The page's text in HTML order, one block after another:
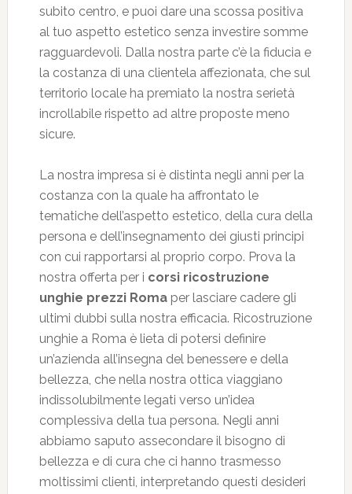
subito centro, e puoi dare una scossa positiva
al tuo aspetto estetico senza investire somme
ragguardevoli. Dalla nostra parte c’è la fiducia e
la costanza di una clientela affezionata, che sul
territorio locale ha premiato la nostra serietà
incrollabile rispetto ad altre proposte meno
sicure.
La nostra impresa si è distinta negli anni per la
costanza con la quale ha affrontato le
tematiche dell’aspetto estetico, della cura della
persona e dell’insegnamento dei giusti principi
con cui rapportarsi al proprio corpo. Prova la
nostra offerta per i corsi ricostruzione
unghie prezzi Roma per lasciare cadere gli
ultimi dubbi sulla nostra efficacia. Ricostruzione
unghie a Roma è lieta di potersi definire
un’azienda all’insegna del benessere e della
bellezza, che nella nostra ottica viaggiano
indissolubilmente legati verso un’idea
complessiva della tua persona. Negli anni
abbiamo saputo assecondare il bisogno di
bellezza e di cura che ci hanno trasmesso
moltissimi clienti, interpretando questi desideri